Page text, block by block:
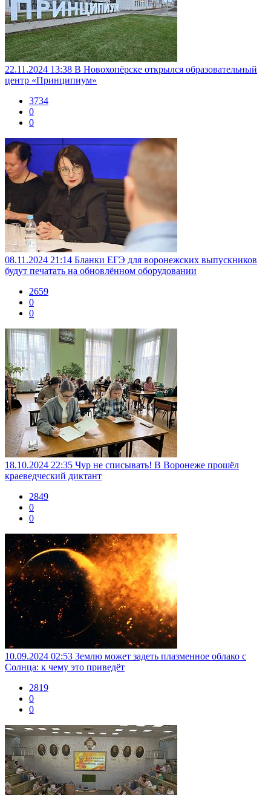
22.11.2024 13:38 В Новохопёрске открылся образовательный
центр «Принципиум»
3734
0
0
08.11.2024 21:14 Бланки ЕГЭ для воронежских выпускников
будут печатать на обновлённом оборудовании
2659
0
0
18.10.2024 22:35 Чур не списывать! В Воронеже прошёл
краеведческий диктант
2849
0
0
10.09.2024 02:53 Землю может задеть плазменное облако с
Солнца: к чему это приведёт
2819
0
0